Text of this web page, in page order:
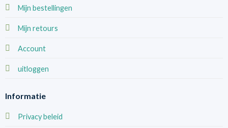
Mijn bestellingen
Mijn retours
Account
uitloggen
Informatie
Privacy beleid